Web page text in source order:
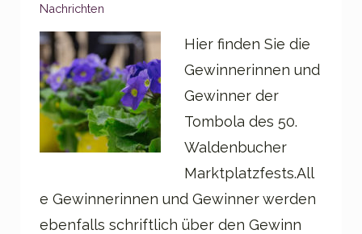
Nachrichten
Hier finden Sie die
Gewinnerinnen und
Gewinner der
Tombola des 50.
Waldenbucher
Marktplatzfests.All
e Gewinnerinnen und Gewinner werden
ebenfalls schriftlich über den Gewinn